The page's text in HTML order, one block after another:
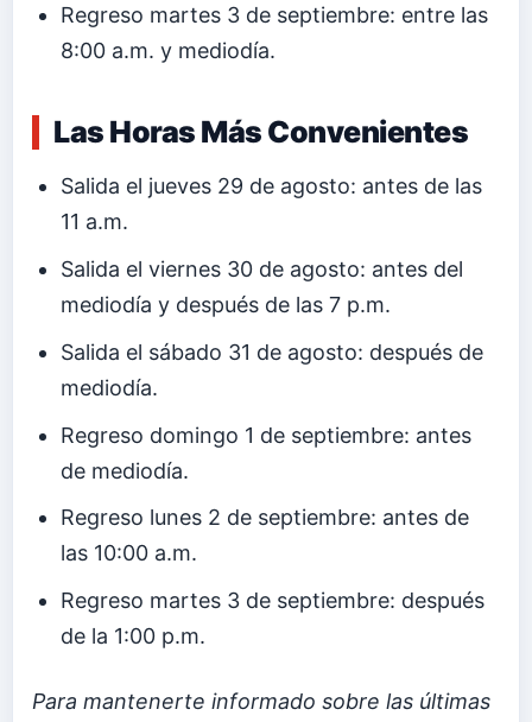
Regreso martes 3 de septiembre: entre las
8:00 a.m. y mediodía.
Las Horas Más Convenientes
Salida el jueves 29 de agosto: antes de las
11 a.m.
Salida el viernes 30 de agosto: antes del
mediodía y después de las 7 p.m.
Salida el sábado 31 de agosto: después de
mediodía.
Regreso domingo 1 de septiembre: antes
de mediodía.
Regreso lunes 2 de septiembre: antes de
las 10:00 a.m.
Regreso martes 3 de septiembre: después
de la 1:00 p.m.
Para mantenerte informado sobre las últimas